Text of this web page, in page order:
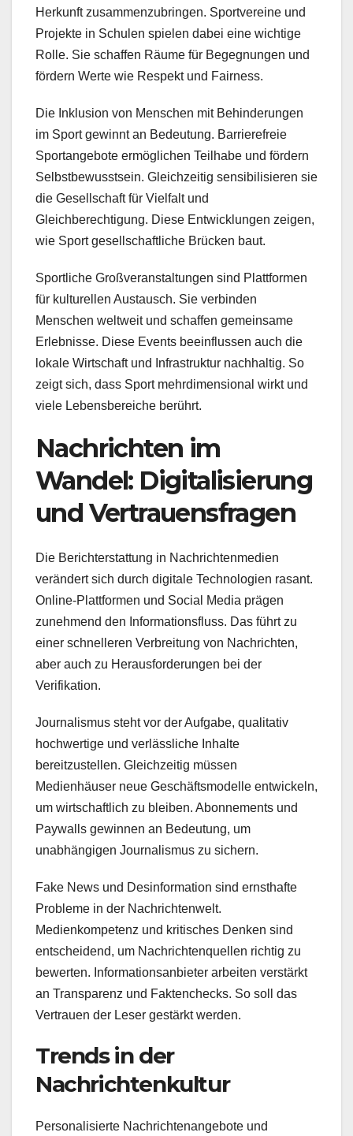
Herkunft zusammenzubringen. Sportvereine und
Projekte in Schulen spielen dabei eine wichtige
Rolle. Sie schaffen Räume für Begegnungen und
fördern Werte wie Respekt und Fairness.
Die Inklusion von Menschen mit Behinderungen
im Sport gewinnt an Bedeutung. Barrierefreie
Sportangebote ermöglichen Teilhabe und fördern
Selbstbewusstsein. Gleichzeitig sensibilisieren sie
die Gesellschaft für Vielfalt und
Gleichberechtigung. Diese Entwicklungen zeigen,
wie Sport gesellschaftliche Brücken baut.
Sportliche Großveranstaltungen sind Plattformen
für kulturellen Austausch. Sie verbinden
Menschen weltweit und schaffen gemeinsame
Erlebnisse. Diese Events beeinflussen auch die
lokale Wirtschaft und Infrastruktur nachhaltig. So
zeigt sich, dass Sport mehrdimensional wirkt und
viele Lebensbereiche berührt.
Nachrichten im
Wandel: Digitalisierung
und Vertrauensfragen
Die Berichterstattung in Nachrichtenmedien
verändert sich durch digitale Technologien rasant.
Online-Plattformen und Social Media prägen
zunehmend den Informationsfluss. Das führt zu
einer schnelleren Verbreitung von Nachrichten,
aber auch zu Herausforderungen bei der
Verifikation.
Journalismus steht vor der Aufgabe, qualitativ
hochwertige und verlässliche Inhalte
bereitzustellen. Gleichzeitig müssen
Medienhäuser neue Geschäftsmodelle entwickeln,
um wirtschaftlich zu bleiben. Abonnements und
Paywalls gewinnen an Bedeutung, um
unabhängigen Journalismus zu sichern.
Fake News und Desinformation sind ernsthafte
Probleme in der Nachrichtenwelt.
Medienkompetenz und kritisches Denken sind
entscheidend, um Nachrichtenquellen richtig zu
bewerten. Informationsanbieter arbeiten verstärkt
an Transparenz und Faktenchecks. So soll das
Vertrauen der Leser gestärkt werden.
Trends in der
Nachrichtenkultur
Personalisierte Nachrichtenangebote und